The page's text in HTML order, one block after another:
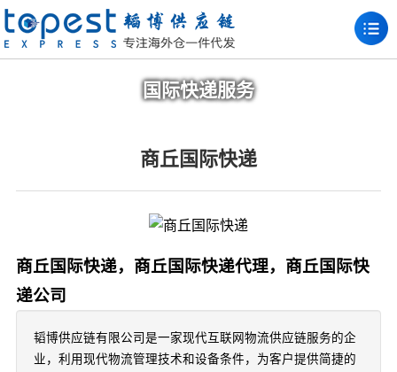
国际快递服务
商丘国际快递
商丘国际快递，商丘国际快递代理，商丘国际快
递公司
韬博供应链有限公司是一家现代互联网物流供应链服务的企
业，利用现代物流管理技术和设备条件，为客户提供简捷的